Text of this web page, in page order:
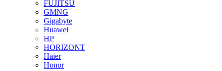
FUJITSU
GMNG
Gigabyte
Huawei
HP
HORIZONT
Haier
Honor